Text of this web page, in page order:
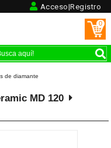
Acceso|Registro
0
de diamante
MD 120